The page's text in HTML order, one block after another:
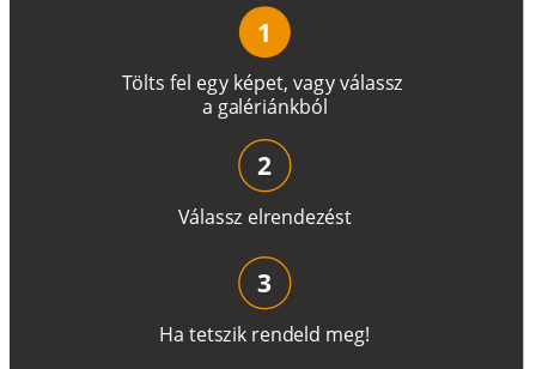
Tölts fel egy képet, vagyválassz
a galériánkból
1
Válassz elrendezést
2
Ha tetszik rendeld meg!
3